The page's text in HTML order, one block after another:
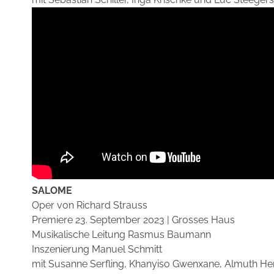
SALOME
Oper von Richard Strauss
Premiere 23. September 2023 | Grosses Haus
Musikalische Leitung Rasmus Baumann
Inszenierung Manuel Schmitt
mit Susanne Serfling, Khanyiso Gwenxane, Almuth